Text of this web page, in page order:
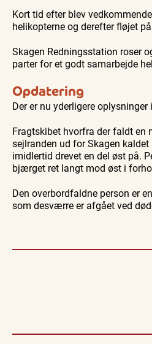
Kort tid efter blev
helikopterne og derefter fløjet
Skagen Redningsstation roser
parter for et godt samarbejde
Opdatering
Der er nu yderligere oplysninger
Fragtskibet hvorfra der faldt en
sejlranden ud for Skagen kaldet
imidlertid drevet en del øst på.
bjærget ret langt mod øst i
Den overbordfaldne person er
som desværre er afgået ved